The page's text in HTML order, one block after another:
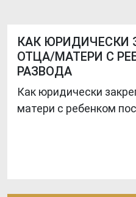
КАК ЮРИДИЧЕСКИ
ОТЦА/МАТЕРИ С
РАЗВОДА
Как юридически
матери с ребенком